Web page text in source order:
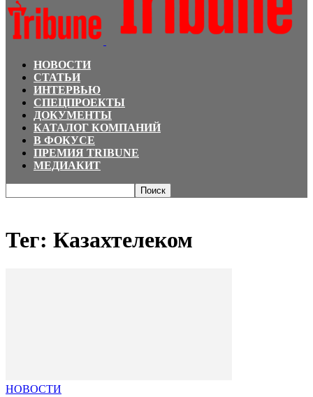
НОВОСТИ
СТАТЬИ
ИНТЕРВЬЮ
СПЕЦПРОЕКТЫ
ДОКУМЕНТЫ
КАТАЛОГ КОМПАНИЙ
В ФОКУСЕ
ПРЕМИЯ TRIBUNE
МЕДИАКИТ
Тег: Казахтелеком
НОВОСТИ